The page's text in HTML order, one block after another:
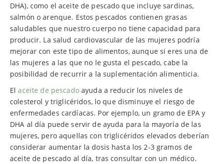
DHA), como el aceite de pescado que incluye sardinas,
salmón o arenque. Estos pescados contienen grasas
saludables que nuestro cuerpo no tiene capacidad para
producir. La salud cardiovascular de las mujeres podría
mejorar con este tipo de alimentos, aunque si eres una de
las mujeres a las que no le gusta el pescado, cabe la
posibilidad de recurrir a la suplementación alimenticia.
Elaceite de pescadoayuda a reducir los niveles de
colesterol y triglicéridos, lo que disminuye el riesgo de
enfermedades cardíacas. Por ejemplo, un gramo de EPA y
DHA al día puede servir de ayuda para la mayoría de las
mujeres, pero aquellas con triglicéridos elevados deberían
considerar aumentar la dosis hasta los 2-3 gramos de
aceite de pescado al día, tras consultar con un médico.